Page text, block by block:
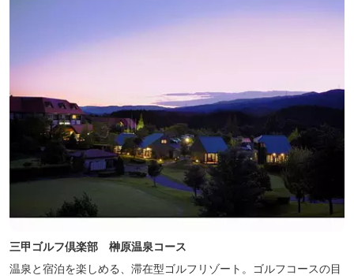
三甲ゴルフ倶楽部 榊原温泉コース
温泉と宿泊を楽しめる、滞在型ゴルフリゾート。ゴルフコースの目